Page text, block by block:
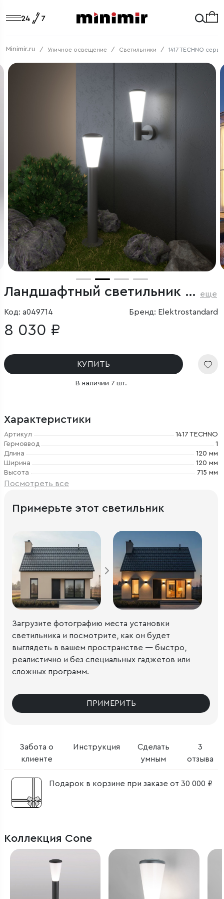
Minimir.ru Уличное освещение Светильники 1417 TECHNO серый
Ландшафтный светильник серый IP54 еще
Код: a049714 Бренд: Elektrostandard
8 030 ₽
КУПИТЬ
В наличии 7 шт.
Характеристики
Артикул
1417 TECHNO
Гермоввод
1
Длина
120 мм
Ширина
120 мм
Высота
715 мм
Посмотреть все
Забота о
клиенте
Инструкция
Сделать
умным
3
отзыва
Подарок в корзине при заказе от 30 000 ₽
Примерьте этот светильник
Загрузите фотографию места установки
светильника и посмотрите, как он будет
выглядеть в вашем пространстве — быстро,
реалистично и без специальных гаджетов или
сложных программ.
ПРИМЕРИТЬ
Коллекция Cone